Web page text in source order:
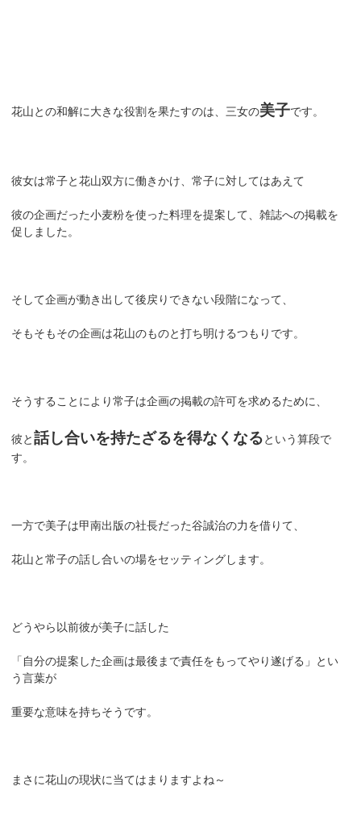
花山との和解に大きな役割を果たすのは、三女の美子です。
彼女は常子と花山双方に働きかけ、常子に対してはあえて
彼の企画だった小麦粉を使った料理を提案して、雑誌への掲載を
促しました。
そして企画が動き出して後戻りできない段階になって、
そもそもその企画は花山のものと打ち明けるつもりです。
そうすることにより常子は企画の掲載の許可を求めるために、
彼と話し合いを持たざるを得なくなるという算段で
す。
一方で美子は甲南出版の社長だった谷誠治の力を借りて、
花山と常子の話し合いの場をセッティングします。
どうやら以前彼が美子に話した
「自分の提案した企画は最後まで責任をもってやり遂げる」とい
う言葉が
重要な意味を持ちそうです。
まさに花山の現状に当てはまりますよね～